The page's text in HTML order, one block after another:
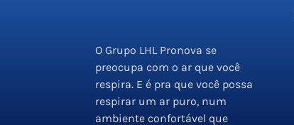
O Grupo LHL Pronova se
preocupa com o ar que você
respira. E é pra que você possa
respirar um ar puro, num
ambiente confortável que